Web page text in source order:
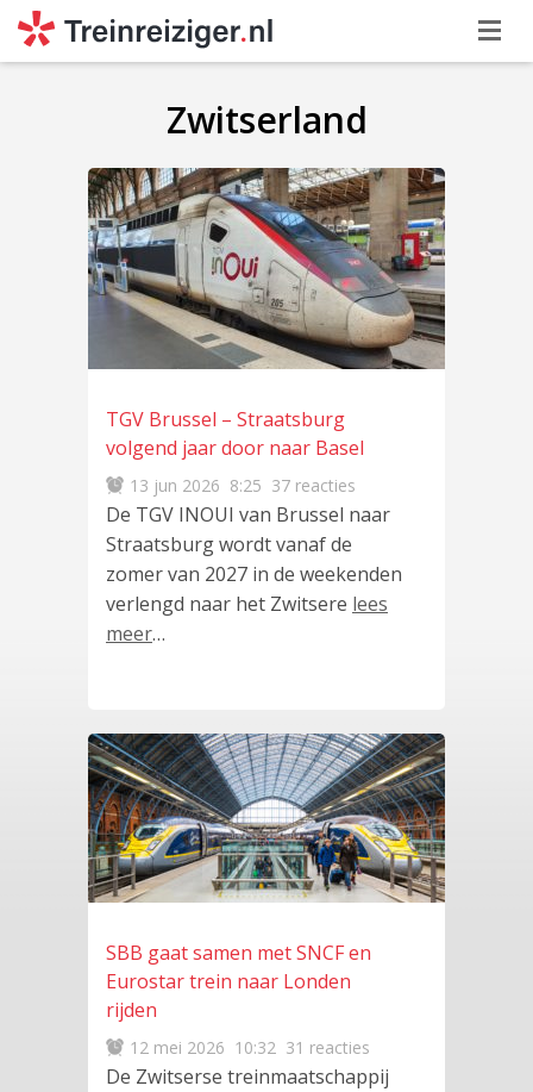
Zwitserland
TGV Brussel – Straatsburg
volgend jaar door naar Basel
13 jun 2026 8:25 37 reacties
De TGV INOUI van Brussel naar
Straatsburg wordt vanaf de
zomer van 2027 in de weekenden
verlengd naar het Zwitsere lees
meer…
SBB gaat samen met SNCF en
Eurostar trein naar Londen
rijden
12 mei 2026 10:32 31 reacties
De Zwitserse treinmaatschappij